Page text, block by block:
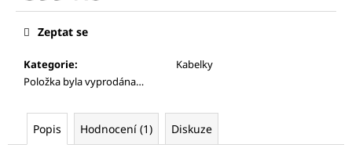
Měrná
cena:
Kategorie:
Kabelky
Položka byla vyprodána…
Zeptat se
Popis Hodnocení (1) Diskuze